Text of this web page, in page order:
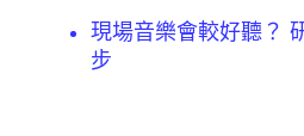
現場音樂會較好聽？
步